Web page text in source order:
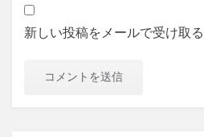
新しい投稿をメールで受け取る